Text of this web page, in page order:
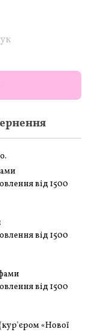
від 1500
від 1500
від 1500
«Нової